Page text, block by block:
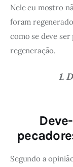
Nele eu mostro
foram
como se deve
regeneração.
1.
Segundo a